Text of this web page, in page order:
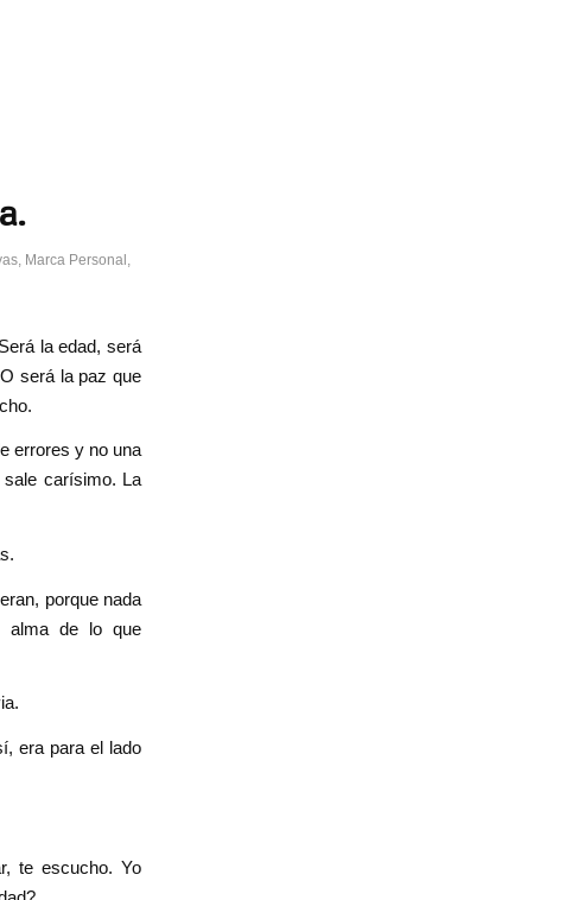
, Marca Personal ,
la edad, será
será la paz que
errores y no una
carísimo. La
porque nada
alma de lo que
era para el lado
te escucho. Yo